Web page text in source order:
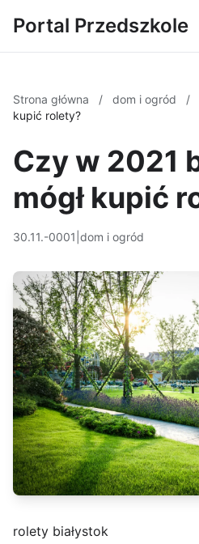
Portal Przedszkole
Strona główna / dom i ogród /
kupić rolety?
Czy w 2021
mógł kupić
30.11.-0001 dom i ogród
rolety białystok